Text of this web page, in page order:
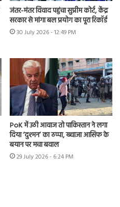
जंतर-मंतर विवाद पहुंचा सुप्रीम कोर्ट, केंद्र
सरकार से मांगा बल प्रयोग का पूरा रिकॉर्ड
30 July 2026 - 12:49 PM
PoK में उठी आवाज तो पाकिस्तान ने लगा
दिया ‘दुश्मन’ का ठप्पा, ख्वाजा आसिफ के
बयान पर मचा बवाल
29 July 2026 - 6:24 PM